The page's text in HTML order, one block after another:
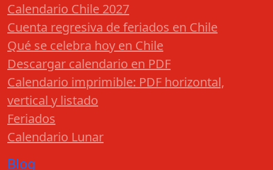
Calendario Chile 2027
Cuenta regresiva de feriados en Chile
Qué se celebra hoy en Chile
Descargar calendario en PDF
Calendario imprimible: PDF horizontal,
vertical y listado
Feriados
Calendario Lunar
Blog